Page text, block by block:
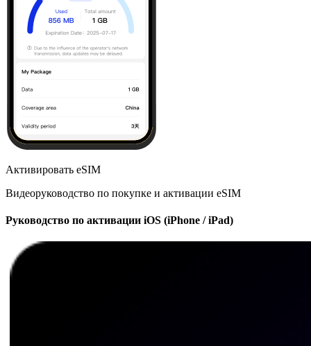
Активировать eSIM
Видеоруководство по покупке и активации eSIM
Руководство по активации iOS (iPhone / iPad)